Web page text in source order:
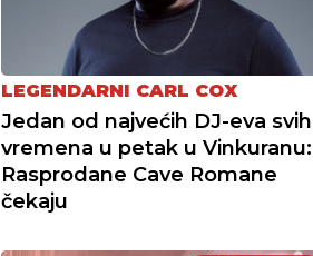
LEGENDARNI CARL COX
Jedan od najvećih DJ-eva svih
vremena u petak u Vinkuranu:
Rasprodane Cave Romane
čekaju